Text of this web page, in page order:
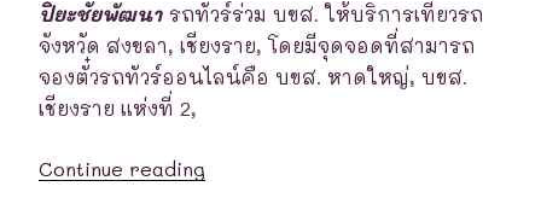
ปิยะชัยพัฒนา รถทัวร์ร่วม บขส. ให้บริการเที่ยวรถ
จังหวัด สงขลา, เชียงราย, โดยมีจุดจอดที่สามารถ
จองตั๋วรถทัวร์ออนไลน์คือ บขส. หาดใหญ่, บขส.
เชียงราย แห่งที่ 2,
Continue reading